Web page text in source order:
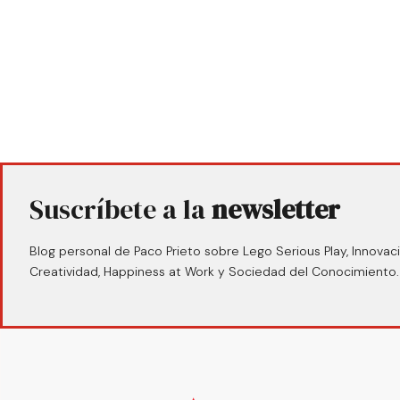
Suscríbete a lanewsletter
Blog personal de Paco Prieto sobre Lego Serious Play,
Creatividad, Happiness at Work y Sociedad del Conocimiento.